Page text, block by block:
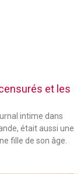
et les
intime dans
était aussi une
fille de son âge.